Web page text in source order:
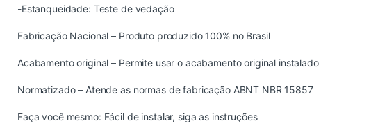
-Estanqueidade: Teste de vedação
Fabricação Nacional – Produto produzido 100% no Brasil
Acabamento original – Permite usar o acabamento original instalado
Normatizado – Atende as normas de fabricação ABNT NBR 15857
Faça você mesmo: Fácil de instalar, siga as instruções